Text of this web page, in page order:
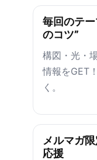
毎回のテ
のコツ”
構図・光・
情報をGET
く。
メルマガ
応援